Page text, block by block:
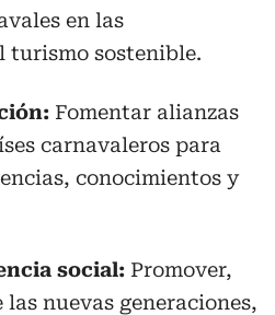
en las
turismo sostenible.
Fomentar alianzas
carnavaleros para
conocimientos y
social: Promover,
nuevas generaciones,